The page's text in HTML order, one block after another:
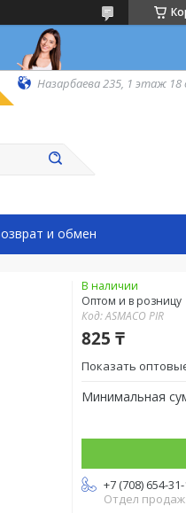
Назарбаева 235, 1 этаж
и обмен
В наличии
Оптом и в розницу
Код:ASMACO PIR
825 ₸
Показать
Минимальная
+7 (708) 654-
Отдел продаж